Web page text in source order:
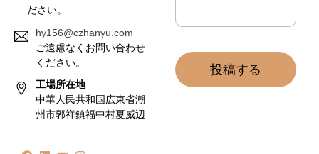
ださい。
hy156@czhanyu.com
ご遠慮なくお問い合わせ
ください。
工場所在地
中華人民共和国広東省潮
州市郭祥鎮福中村夏威辺
投稿する